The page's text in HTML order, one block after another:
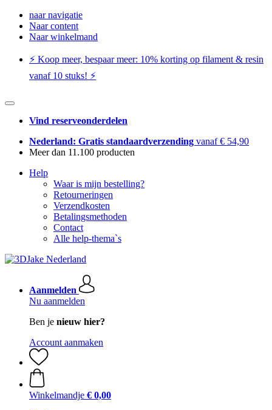
naar navigatie
Naar content
Naar winkelmand
⚡️ Koop meer, bespaar meer: ​​10% korting op filament & resin
vanaf 10 stuks! ⚡️
Vind reserveonderdelen
Nederland: Gratis standaardverzending vanaf € 54,90
Meer dan 11.100 producten
Help
Waar is mijn bestelling?
Retourneringen
Verzendkosten
Betalingsmethoden
Contact
Alle help-thema`s
Aanmelden
Nu aanmelden
Ben je nieuw hier?
Account aanmaken
Winkelmandje € 0,00